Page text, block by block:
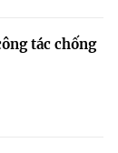
tác chống